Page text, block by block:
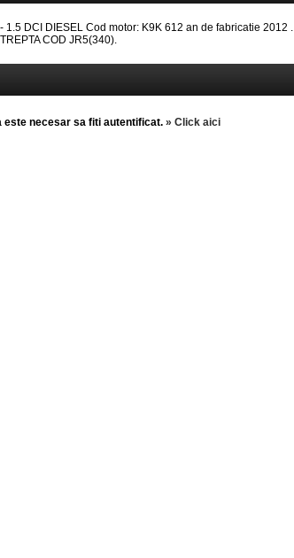
1.5 DCI DIESEL Cod motor: K9K 612 an de fabricatie 2012 .
COD JR5(340).
este necesar sa fiti autentificat. » Click aici